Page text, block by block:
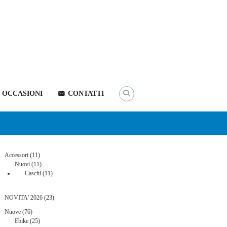
OCCASIONI CONTATTI
Accessori 1111
prodotti
Nuovi 1111
prodotti
Caschi 1111
NOVITA' 2026 2323
Nuove 7676
prodotti
Ebike 2525